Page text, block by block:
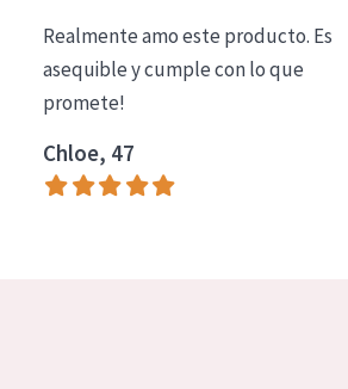
Limpieza
COLECCIÓN
Essentials
Lift+
Realmente amo este producto. Es
asequible y cumple con lo que
promete!
Chloe, 47